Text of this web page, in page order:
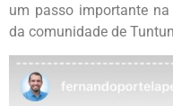
um passo importante
da comunidade de